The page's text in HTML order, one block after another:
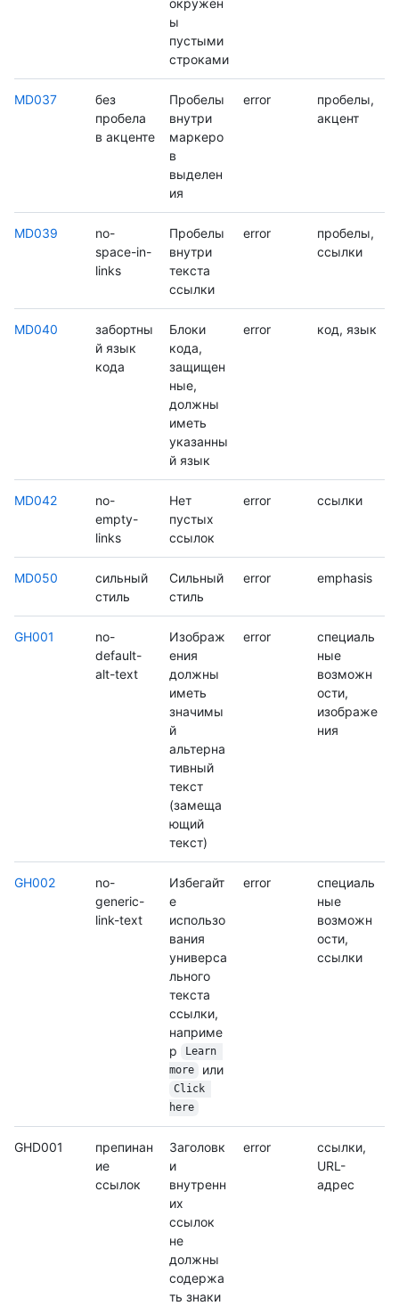
ы
пустыми
строками
MD037
без
пробела
в акценте
Пробелы
внутри
маркеро
в
выделен
ия
error
пробелы,
акцент
MD039
no-
space-in-
links
Пробелы
внутри
текста
ссылки
error
пробелы,
ссылки
MD040
забортны
й язык
кода
Блоки
кода,
защищен
ные,
должны
иметь
указанны
й язык
error код, язык
MD042
no-
empty-
links
Нет
пустых
ссылок
error ссылки
MD050
сильный
стиль
Сильный
стиль
error emphasis
GH001
no-
default-
alt-text
Изображ
ения
должны
иметь
значимы
й
альтерна
тивный
текст
(замеща
ющий
текст)
error
специаль
ные
возможн
ости,
изображе
ния
GH002
no-
generic-
link-text
Избегайт
е
использо
вания
универса
льного
текста
ссылки,
наприме
р
Learn
more
или
Click
here
error
специаль
ные
возможн
ости,
ссылки
GHD001
препинан
ие
ссылок
Заголовк
и
внутренн
их
ссылок
не
должны
содержа
ть знаки
error
ссылки,
URL-
адрес